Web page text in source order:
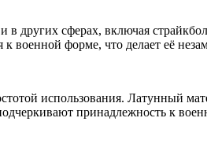
в других сферах, включая
к военной форме, что делает её
использования. Латунный
принадлежность к